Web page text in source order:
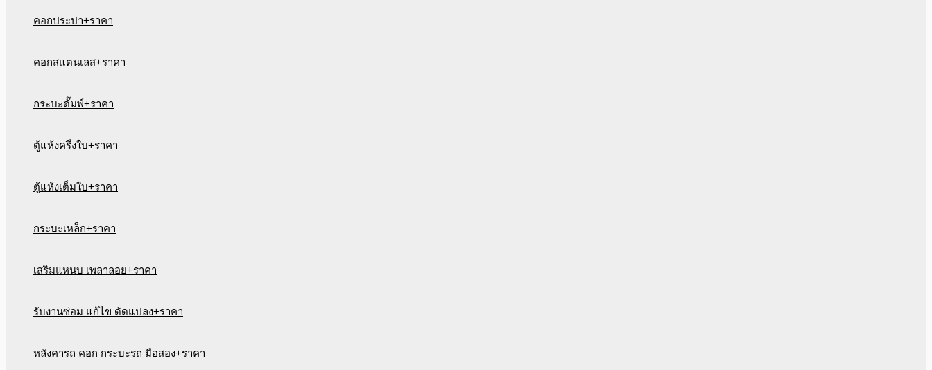
คอกประปา+ราคา
คอกสแตนเลส+ราคา
กระบะดั๊มพ์+ราคา
ตู้แห้งครึ่งใบ+ราคา
ตู้แห้งเต็มใบ+ราคา
กระบะเหล็ก+ราคา
เสริมแหนบ เพลาลอย+ราคา
รับงานซ่อม แก้ไข ดัดแปลง+ราคา
หลังคารถ คอก กระบะรถ มือสอง+ราคา